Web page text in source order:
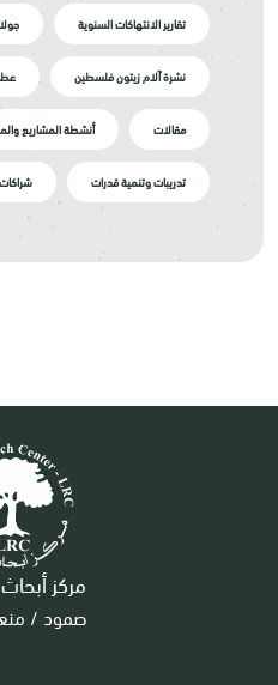
تقارير الانتهاكات السنوية
نشرة آلام زيتون فلسطين
مقالات أنشطة المشاريع
تدريبات وتنمية قدرات
مركز
صمود /